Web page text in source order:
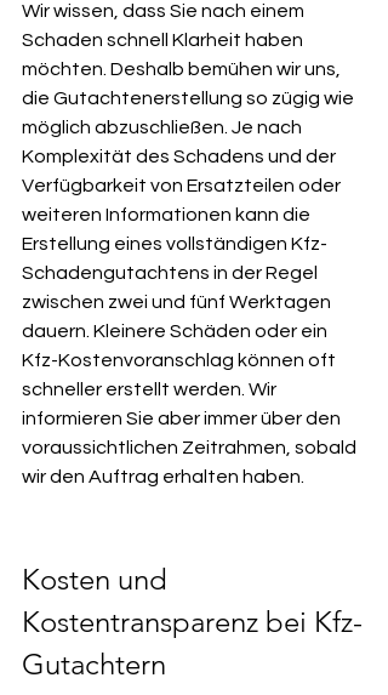
Wir wissen, dass Sie nach einem
Schaden schnell Klarheit haben
möchten. Deshalb bemühen wir uns,
die Gutachtenerstellung so zügig wie
möglich abzuschließen. Je nach
Komplexität des Schadens und der
Verfügbarkeit von Ersatzteilen oder
weiteren Informationen kann die
Erstellung eines vollständigen Kfz-
Schadengutachtens in der Regel
zwischen zwei und fünf Werktagen
dauern. Kleinere Schäden oder ein
Kfz-Kostenvoranschlag können oft
schneller erstellt werden. Wir
informieren Sie aber immer über den
voraussichtlichen Zeitrahmen, sobald
wir den Auftrag erhalten haben.
Kosten und
Kostentransparenz bei Kfz-
Gutachtern